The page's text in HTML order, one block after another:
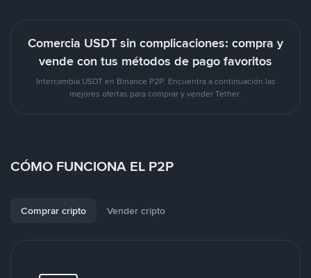
Comercia USDT sin complicaciones: compra y
vende con tus métodos de pago favoritos
Intercambia USDT en Binance P2P. Encuentra a continuación las
mejores ofertas para comprar y vender Tether.
CÓMO FUNCIONA EL P2P
Comprar cripto Vender cripto